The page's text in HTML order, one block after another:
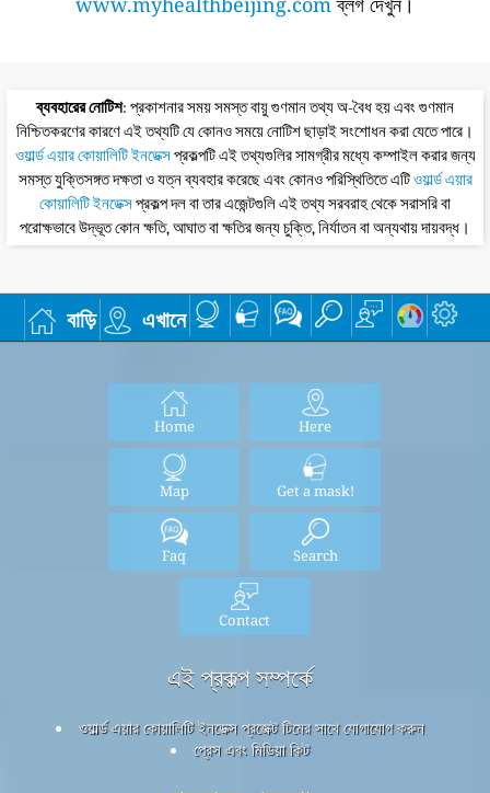
ব্যবহারের নোটিশ: প্রকাশনার সময় সমস্ত বায়ু গুণমান তথ্য অ-বৈধ হয় এবং গুণমান
নিশ্চিতকরণের কারণে এই তথ্যটি যে কোনও সময়ে নোটিশ ছাড়াই সংশোধন করা যেতে পারে।
ওয়ার্ল্ড এয়ার কোয়ালিটি ইনডেক্সপ্রকল্পটি এই তথ্যগুলির সামগ্রীর মধ্যে কম্পাইল করার জন্য
সমস্ত যুক্তিসঙ্গত দক্ষতা ও যত্ন ব্যবহার করেছে এবং কোনও পরিস্থিতিতে এটিওয়ার্ল্ড এয়ার
কোয়ালিটি ইনডেক্সপ্রকল্প দল বা তার এজেন্টগুলি এই তথ্য সরবরাহ থেকে সরাসরি বা
পরোক্ষভাবে উদ্ভূত কোন ক্ষতি, আঘাত বা ক্ষতির জন্য চুক্তি, নির্যাতন বা অন্যথায় দায়বদ্ধ।
বাড়ি এখানে
Home Here
Map Get a mask!
Faq Search
Contact
এই প্রকল্প সম্পর্কে
ওয়ার্ল্ড এয়ার কোয়ালিটি ইনডেক্স প্রজেক্ট টিমের সাথে যোগাযোগ করুন
প্রেস এবং মিডিয়া কিট